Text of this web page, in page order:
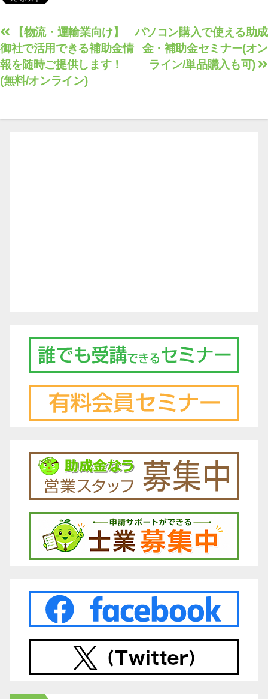
投
稿
ナ
ビ
パソコン購入で使える助成
金・補助金セミナー(オン
ライン/単品購入も可)
【物流・運輸業向け】
御社で活用できる補助金情
報を随時ご提供します！
(無料/オンライン)